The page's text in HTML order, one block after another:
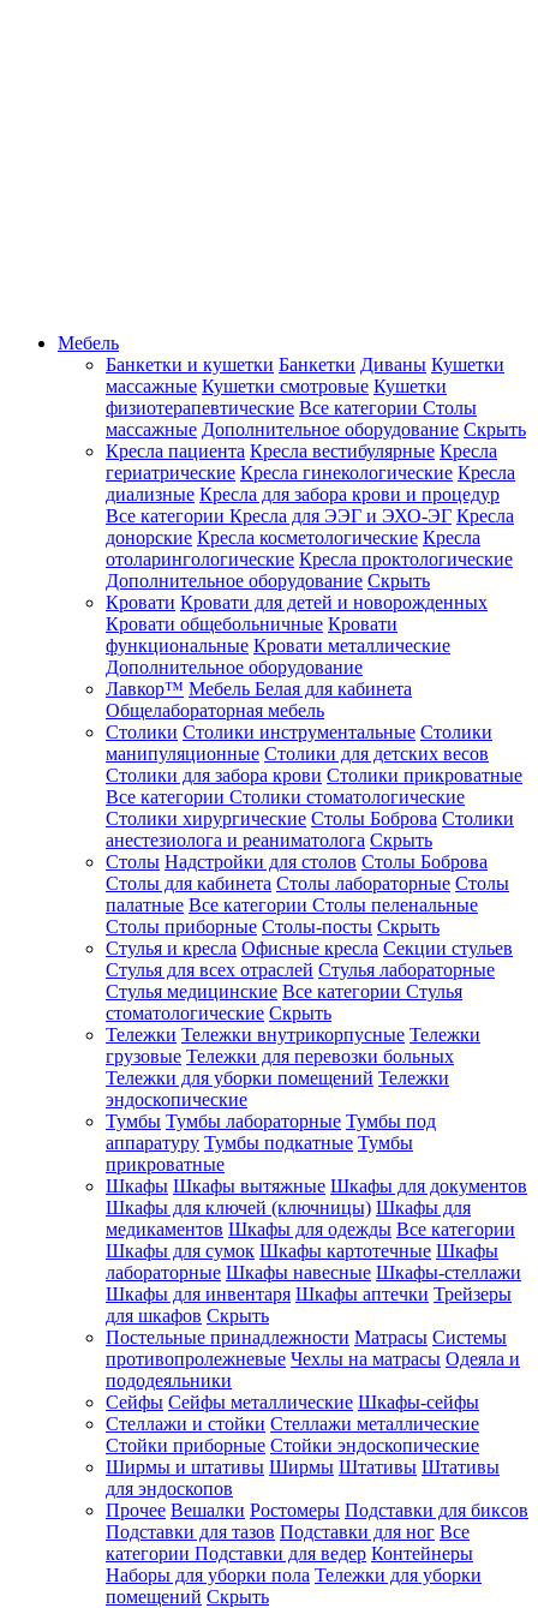
Мебель
Банкетки и кушетки Банкетки Диваны Кушетки
массажные Кушетки смотровые Кушетки
физиотерапевтические Все категории Столы
массажные Дополнительное оборудование Скрыть
Кресла пациента Кресла вестибулярные Кресла
гериатрические Кресла гинекологические Кресла
диализные Кресла для забора крови и процедур
Все категории Кресла для ЭЭГ и ЭХО-ЭГ Кресла
донорские Кресла косметологические Кресла
отоларингологические Кресла проктологические
Дополнительное оборудование Скрыть
Кровати Кровати для детей и новорожденных
Кровати общебольничные Кровати
функциональные Кровати металлические
Дополнительное оборудование
Лавкор™ Мебель Белая для кабинета
Общелабораторная мебель
Столики Столики инструментальные Столики
манипуляционные Столики для детских весов
Столики для забора крови Столики прикроватные
Все категории Столики стоматологические
Столики хирургические Столы Боброва Столики
анестезиолога и реаниматолога Скрыть
Столы Надстройки для столов Столы Боброва
Столы для кабинета Столы лабораторные Столы
палатные Все категории Столы пеленальные
Столы приборные Столы-посты Скрыть
Стулья и кресла Офисные кресла Секции стульев
Стулья для всех отраслей Стулья лабораторные
Стулья медицинские Все категории Стулья
стоматологические Скрыть
Тележки Тележки внутрикорпусные Тележки
грузовые Тележки для перевозки больных
Тележки для уборки помещений Тележки
эндоскопические
Тумбы Тумбы лабораторные Тумбы под
аппаратуру Тумбы подкатные Тумбы
прикроватные
Шкафы Шкафы вытяжные Шкафы для документов
Шкафы для ключей (ключницы) Шкафы для
медикаментов Шкафы для одежды Все категории
Шкафы для сумок Шкафы картотечные Шкафы
лабораторные Шкафы навесные Шкафы-стеллажи
Шкафы для инвентаря Шкафы аптечки Трейзеры
для шкафов Скрыть
Постельные принадлежности Матрасы Системы
противопролежневые Чехлы на матрасы Одеяла и
пододеяльники
Сейфы Сейфы металлические Шкафы-сейфы
Стеллажи и стойки Стеллажи металлические
Стойки приборные Стойки эндоскопические
Ширмы и штативы Ширмы Штативы Штативы
для эндоскопов
Прочее Вешалки Ростомеры Подставки для биксов
Подставки для тазов Подставки для ног Все
категории Подставки для ведер Контейнеры
Наборы для уборки пола Тележки для уборки
помещений Скрыть